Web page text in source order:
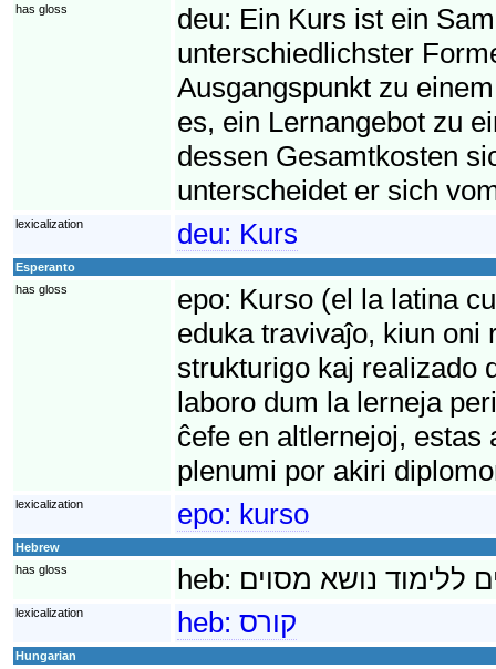
has gloss
deu: Ein Kurs ist ein
unterschiedlichster
Ausgangspunkt zu
es, ein Lernangebot zu
dessen Gesamtkosten
unterscheidet er sich
lexicalization deu: Kurs
Esperanto
has gloss
epo: Kurso (el la latina
eduka travivaĵo, kiun oni
strukturigo kaj realizado
laboro dum la lerneja
ĉefe en altlernejoj, estas
plenumi por akiri
lexicalization epo: kurso
Hebrew
has gloss
heb:
lexicalization heb: קורס
Hungarian